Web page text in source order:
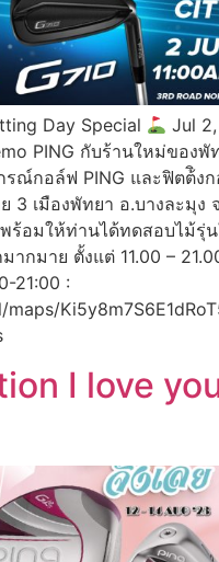
Day Special
Jul
PING กับร้านใหม่ของ
รณ์กอล์ฟ PING และฟิตต้ิง
3 เมืองพัทยา อ.บางละมุง
ร้อมให้ท่านได้ทดสอบไม้รุ่
ากมาย ตั้งแต่ 11.00 –
21:00 :
I love